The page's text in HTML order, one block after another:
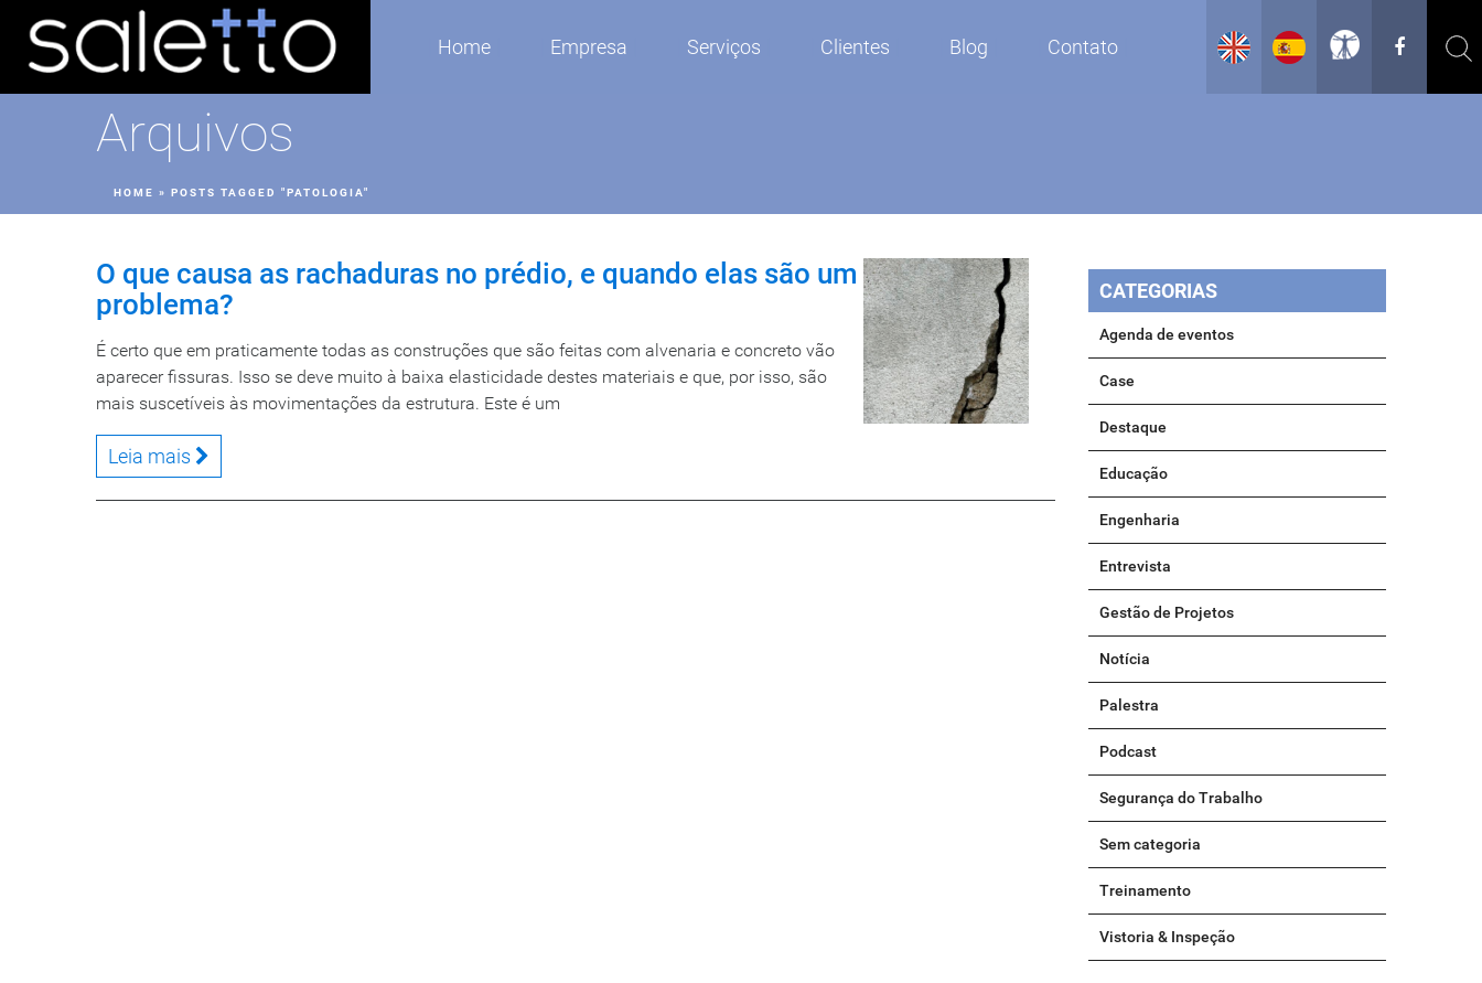
Home Empresa Serviços Clientes Blog Contato
Arquivos
HOME » POSTS TAGGED "PATOLOGIA"
O que causa as rachaduras no prédio, e quando elas são um
problema?
É certo que em praticamente todas as construções que são feitas com alvenaria e concreto vão
aparecer fissuras. Isso se deve muito à baixa elasticidade destes materiais e que, por isso, são
mais suscetíveis às movimentações da estrutura. Este é um
Leia mais
CATEGORIAS
Agenda de eventos
Case
Destaque
Educação
Engenharia
Entrevista
Gestão de Projetos
Notícia
Palestra
Podcast
Segurança do Trabalho
Sem categoria
Treinamento
Vistoria & Inspeção